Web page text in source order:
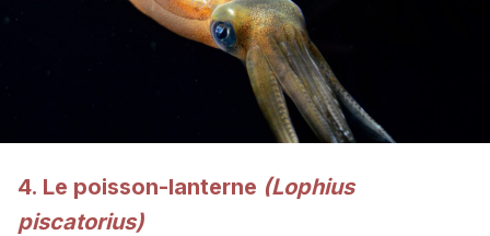
4. Le poisson-lanterne (Lophius
piscatorius)